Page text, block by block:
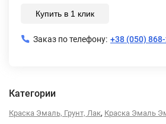
Купить в 1 клик
Заказ по телефону: +38 (050)
Категории
Краска Эмаль, Грунт, Лак, Краска Эмаль